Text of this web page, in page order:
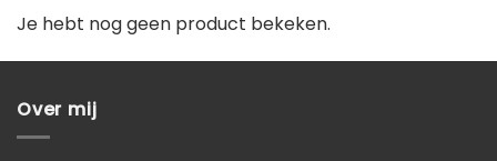
Je hebt nog geen product bekeken.
Over mij